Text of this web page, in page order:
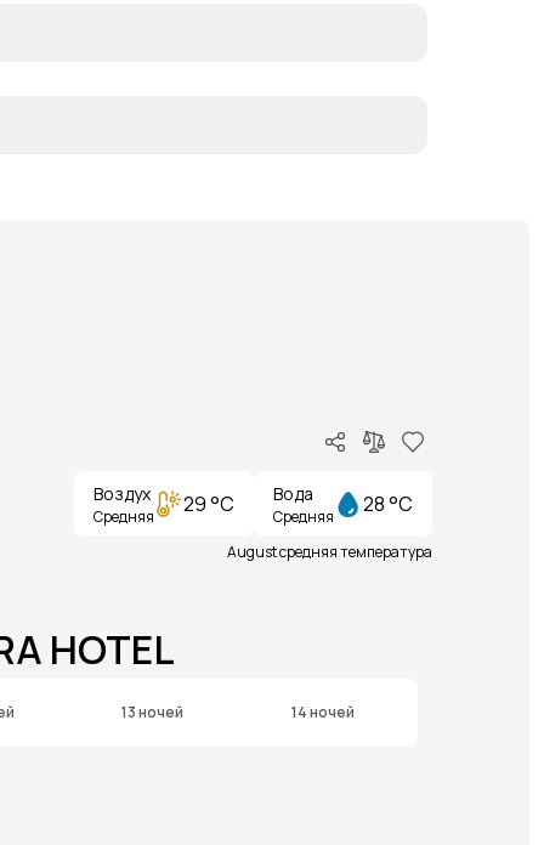
Воздух
Средняя 29 °C Вода
Средняя 28 °C
August средняя температура
HOTEL
13 ночей 14 ночей